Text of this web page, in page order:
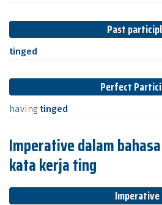
Past
tinged
Perfect
having tinged
Imperative dalam
kata kerja ting
Imperative